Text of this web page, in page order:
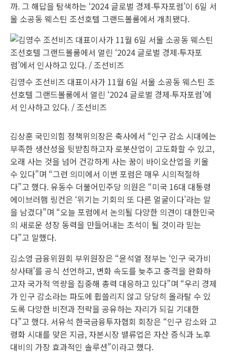
까. 그 해답을 탐색하는 ‘2024 글로벌 경제‧투자포럼’이 6일 서
울 소공동 웨스틴 조선호텔 그랜드볼룸에서 개최됐다.
김영수 조선비즈 대표이사가 11월 6일 서울 소공동 웨스틴 조
선호텔 그랜드볼룸에서 열린 ‘2024 글로벌 경제‧투자포럼’에
서 인사하고 있다. / 조선비즈
김상훈 국민의힘 정책위의장은 축사에서 “인구 감소 시대에는
부족한 생산성을 뒷받침하고자 로봇산업이 고도화할 수 있고,
오래 사는 것을 넘어 건강하게 사는 꿈이 바이오산업을 키울
수 있다”며 “그런 의미에서 이번 포럼은 매우 시의적절하
다”고 했다. 유동수 더불어민주당 의원은 “미국 16대 대통령
에이브러햄 링컨은 ‘위기는 기회의 또 다른 얼굴이다’라는 말
을 남겼다”며 “오늘 포럼에서 논의될 다양한 의견이 대한민국
의 새로운 성장 동력을 만들어내는 초석이 될 것이라 믿는
다”고 말했다.
김소영 금융위원회 부위원장은 “윤석열 정부는 ‘인구 국가비
상사태’를 공식 선언하고, 변화 속도를 늦추고 충격을 완화하
고자 국가적 역량을 집중해 총력 대응하고 있다”며 “우리 경제
가 인구 감소라는 파도에 휩쓸리지 않고 당당히 올라탈 수 있
도록 다양한 비전과 전략을 공유하는 자리가 되길 기대한
다”고 했다. 서유석 한국금융투자협회 회장은 “인구 감소와 고
령화 시대를 맞은 지금, 자본시장 밸류업은 자산 증식과 노후
대비의 가장 효과적인 솔루션”이라고 했다.